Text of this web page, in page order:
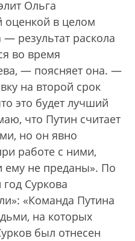
Ольга
оценкой в целом
— результат раскола
во время
— поясняет она. —
на второй срок
это будет лучший
что Путин считает
но он явно
работе с ними,
ему не преданы». По
Суркова
«Команда Путина
на которых
был отнесен